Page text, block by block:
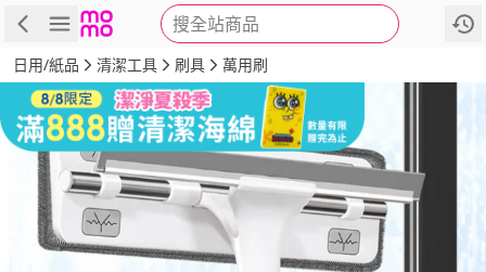
搜全站商品
商品 評價 詳情
日用/紙品 清潔工具 刷具 萬用刷